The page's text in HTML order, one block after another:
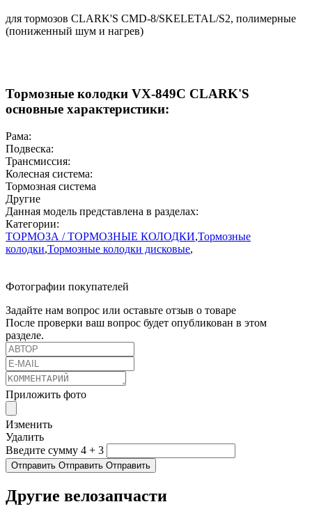
для тормозов CLARK'S CMD-8/SKELETAL/S2, полимерные
(пониженный шум и нагрев)
Тормозные колодки VX-849C CLARK'S
основные характеристики:
Рама:
Подвеска:
Трансмиссия:
Колесная система:
Тормозная система
Другие
Данная модель представлена в разделах:
Категории:
ТОРМОЗА / ТОРМОЗНЫЕ КОЛОДКИ,Тормозные
колодки,Тормозные колодки дисковые,
Фотографии покупателей
Задайте нам вопрос или оставьте отзыв о товаре
После проверки ваш вопрос будет опубликован в этом
разделе.
Приложить фото
Изменить
Удалить
Введите сумму 4 + 3
Отправить Отправить Отправить
Другие велозапчасти